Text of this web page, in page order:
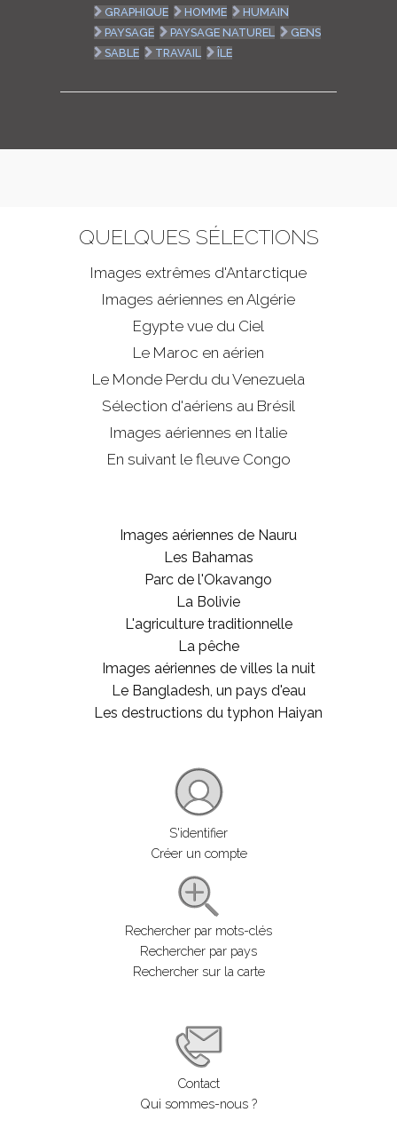
GRAPHIQUE
HOMME
HUMAIN
PAYSAGE
PAYSAGE NATUREL
GENS
SABLE
TRAVAIL ÎLE
QUELQUES SÉLECTIONS
Images extrêmes d'Antarctique
Images aériennes en Algérie
Egypte vue du Ciel
Le Maroc en aérien
Le Monde Perdu du Venezuela
Sélection d'aériens au Brésil
Images aériennes en Italie
En suivant le fleuve Congo
Images aériennes de Nauru
Les Bahamas
Parc de l'Okavango
La Bolivie
L'agriculture traditionnelle
La pêche
Images aériennes de villes la nuit
Le Bangladesh, un pays d'eau
Les destructions du typhon Haiyan
S'identifier
Créer un compte
Rechercher par mots-clés
Rechercher par pays
Rechercher sur la carte
Contact
Qui sommes-nous ?